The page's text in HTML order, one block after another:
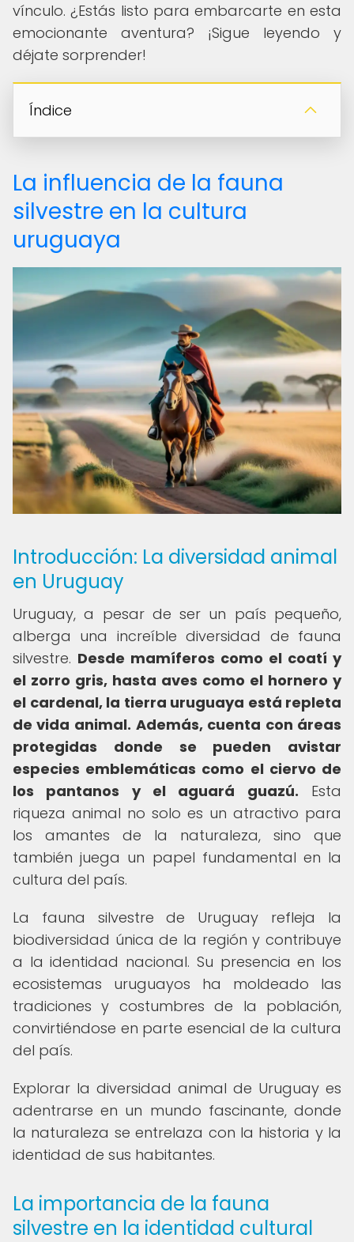
vínculo. ¿Estás listo para embarcarte en esta
emocionante aventura? ¡Sigue leyendo y
déjate sorprender!
Índice
La influencia de la fauna
silvestre en la cultura
uruguaya
Introducción: La diversidad animal
en Uruguay
Uruguay, a pesar de ser un país pequeño,
alberga una increíble diversidad de fauna
silvestre. Desde mamíferos como el coatí y
el zorro gris, hasta aves como el hornero y
el cardenal, la tierra uruguaya está repleta
de vida animal. Además, cuenta con áreas
protegidas donde se pueden avistar
especies emblemáticas como el ciervo de
los pantanos y el aguará guazú. Esta
riqueza animal no solo es un atractivo para
los amantes de la naturaleza, sino que
también juega un papel fundamental en la
cultura del país.
La fauna silvestre de Uruguay refleja la
biodiversidad única de la región y contribuye
a la identidad nacional. Su presencia en los
ecosistemas uruguayos ha moldeado las
tradiciones y costumbres de la población,
convirtiéndose en parte esencial de la cultura
del país.
Explorar la diversidad animal de Uruguay es
adentrarse en un mundo fascinante, donde
la naturaleza se entrelaza con la historia y la
identidad de sus habitantes.
La importancia de la fauna
silvestre en la identidad cultural